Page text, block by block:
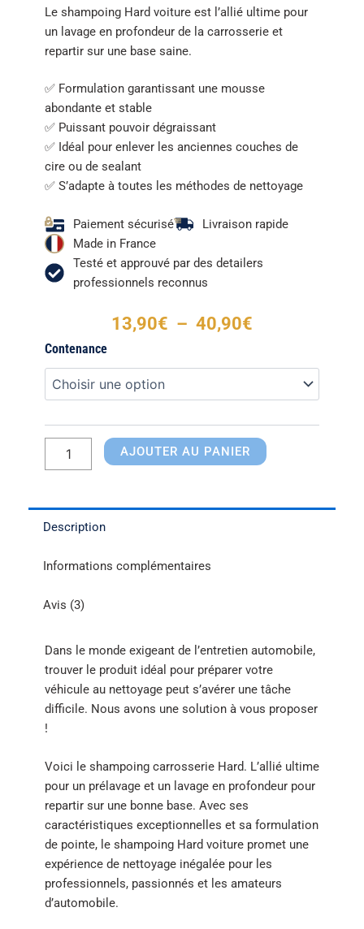
sur 5
basé sur
notations
client
Le shampoing Hard voiture est l’allié ultime pour
un lavage en profondeur de la carrosserie et
repartir sur une base saine.
✅ Formulation garantissant une mousse
abondante et stable
✅ Puissant pouvoir dégraissant
✅ Idéal pour enlever les anciennes couches de
cire ou de sealant
✅ S’adapte à toutes les méthodes de nettoyage
Paiement sécurisé
Livraison rapide
Made in France
Testé et approuvé par des detailers
professionnels reconnus
13,90€ – 40,90€
13,90€
à
40,90€
Contenance
quantité
de
Shampoing
carrosserie
hard
AJOUTER AU PANIER
Description
Informations complémentaires
Avis (3)
Dans le monde exigeant de l’entretien automobile,
trouver le produit idéal pour préparer votre
véhicule au nettoyage peut s’avérer une tâche
difficile. Nous avons une solution à vous proposer
!
Voici le shampoing carrosserie Hard. L’allié ultime
pour un prélavage et un lavage en profondeur pour
repartir sur une bonne base. Avec ses
caractéristiques exceptionnelles et sa formulation
de pointe, le shampoing Hard voiture promet une
expérience de nettoyage inégalée pour les
professionnels, passionnés et les amateurs
d’automobile.